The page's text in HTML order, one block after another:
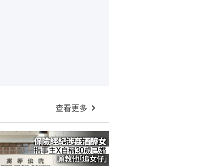
查看更多